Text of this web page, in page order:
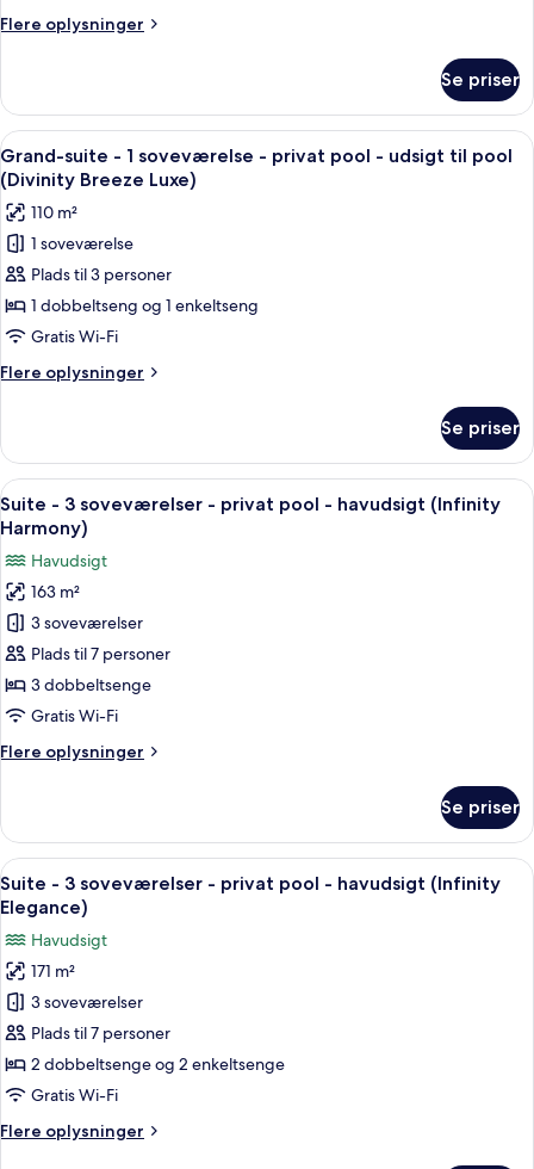
privat
havudsigt
(Divinity
Rio)
Flere oplysninger
Flere
-
soveværelse
-
privat
pool
havudsigt
(Divinity
Rio)
Se priser
Indlæs
alle
billeder
af
Grand-
suite
-
1
soveværelse
-
pool
udsigt
til
pool
(Divinity
Breeze
Luxe)
En tagpool med uendeligt vandfald,
8
Grand-suite - 1 soveværelse - privat pool - udsigt til pool
(Divinity Breeze Luxe)
110 m²
1 soveværelse
Plads til 3 personer
1 dobbeltseng og 1 enkeltseng
Gratis Wi-Fi
Flere oplysninger
Flere
suite
1
soveværelse
privat
pool
udsigt
til
(Divinity
Breeze
Se priser
Indlæs
alle
billeder
af
Suite
-
3
soveværelser
-
pool
(Infinity
Harmony)
En moderne stue med et stort
13
Suite - 3 soveværelser - privat pool - havudsigt (Infinity
Harmony)
Havudsigt
163 m²
3 soveværelser
Plads til 7 personer
3 dobbeltsenge
Gratis Wi-Fi
Flere oplysninger
Flere
-
soveværelser
-
privat
pool
havudsigt
(Infinity
Harmony)
Se priser
Indlæs
alle
billeder
af
Suite
-
3
soveværelser
-
pool
En tagterrasse med en hvid sofa, to
23
Suite - 3 soveværelser - privat pool - havudsigt (Infinity
Elegance)
Havudsigt
171 m²
3 soveværelser
Plads til 7 personer
2 dobbeltsenge og 2 enkeltsenge
Gratis Wi-Fi
Flere oplysninger
Flere